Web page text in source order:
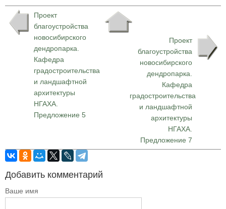
Проект
благоустройства
новосибирского
дендропарка.
Кафедра
градостроительства
и ландшафтной
архитектуры
НГАХА.
Предложение 5
Проект
благоустройства
новосибирского
дендропарка.
Кафедра
градостроительства
и ландшафтной
архитектуры
НГАХА.
Предложение 7
Добавить комментарий
Ваше имя